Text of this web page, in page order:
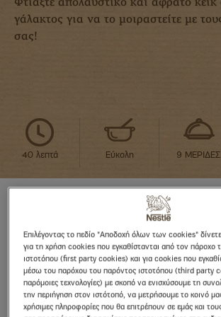
Φτιάξτε απολαυστικό και αφράτο κεικ
γάλακτος για να το μοιραστείτε με
σας!
40 λεπτά Εύκολη 9 ΜΕΡΙΔΕΣ
ΥΛΙΚΑ
170γρ. NESTLE DESSERT®
γάλακτος
Επιλέγοντας το πεδίο "Αποδοχή όλων των cookies"
για τη χρήση cookies που εγκαθίστανται από τον πάροχο
ιστοτόπου (first party cookies) και για cookies που
μέσω του παρόχου του παρόντος ιστοτόπου (third party
παρόμοιες τεχνολογίες) με σκοπό να ενισχύσουμε τη
την περιήγηση στον ιστότοπό, να μετρήσουμε το κοινό
χρήσιμες πληροφορίες που θα επιτρέπουν σε εμάς και